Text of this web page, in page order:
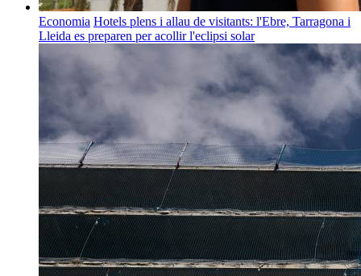
Economia Hotels plens i allau de visitants: l'Ebre, Tarragona i
Lleida es preparen per acollir l'eclipsi solar